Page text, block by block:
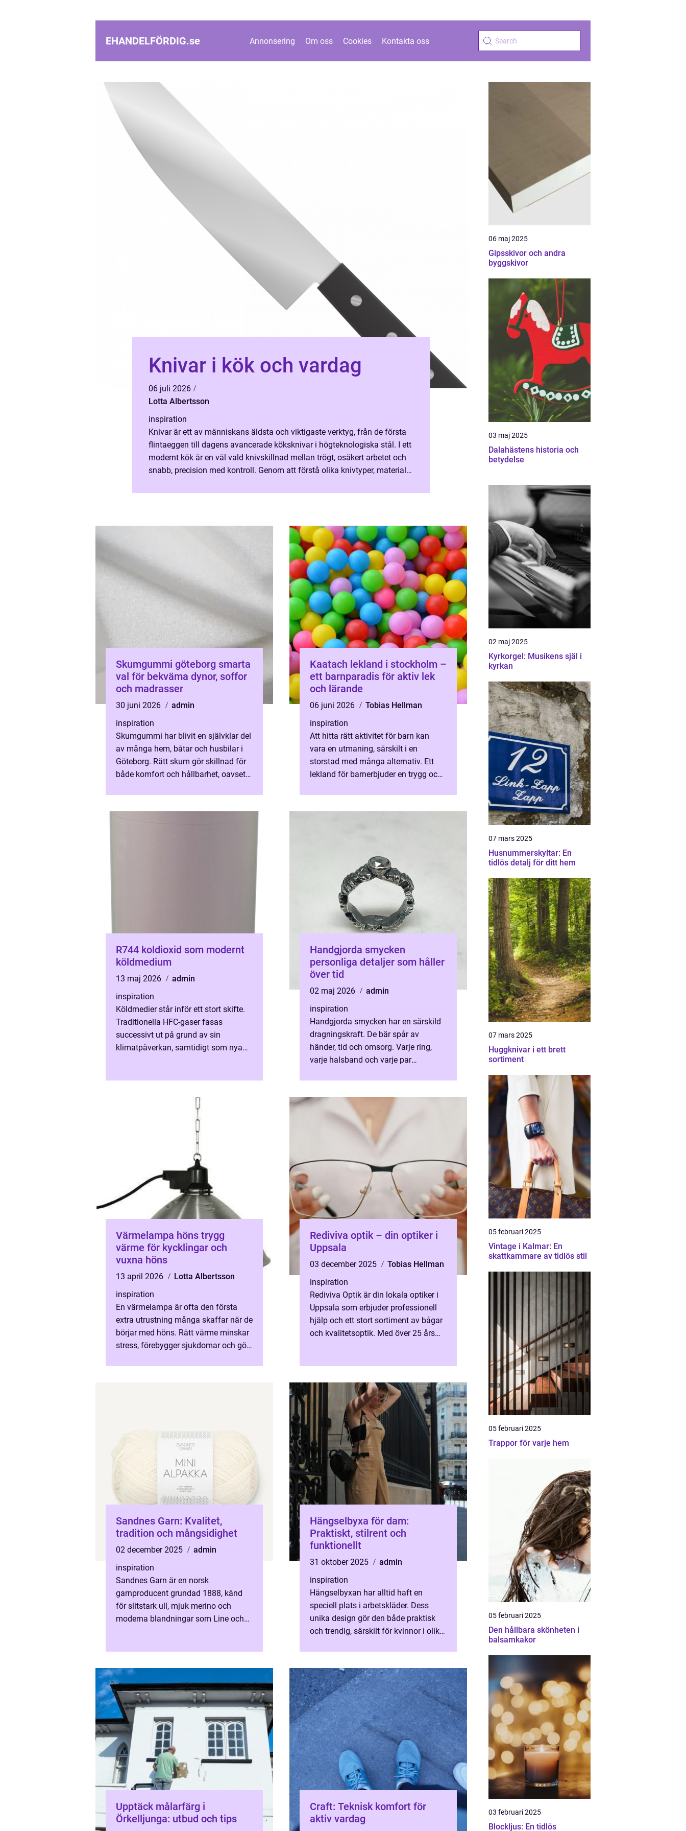
EHANDELFÖRDIG.se Annonsering Om oss Cookies Kontakta oss
Knivar i kök och vardag
06 juli 2026
Lotta Albertsson
inspiration
Knivar är ett av människans äldsta och viktigaste verktyg, från de första
flintaeggen till dagens avancerade köksknivar i högteknologiska stål. I ett
modernt kök är en väl vald knivskillnad mellan trögt, osäkert arbetet och
snabb, precision med kontroll. Genom att förstå olika knivtyper, material
Skumgummi göteborg smarta
val för bekväma dynor, soffor
och madrasser
30 juni 2026
admin
inspiration
Skumgummi har blivit en självklar del
av många hem, båtar och husbilar i
Göteborg. Rätt skum gör skillnad för
både komfort och hållbarhet, oavsett
Kaatach lekland i stockholm –
ett barnparadis för aktiv lek
och lärande
06 juni 2026
Tobias Hellman
inspiration
Att hitta rätt aktivitet för barn kan
vara en utmaning, särskilt i en
storstad med många alternativ. Ett
lekland för barnerbjuder en trygg och
R744 koldioxid som modernt
köldmedium
13 maj 2026
admin
inspiration
Köldmedier står inför ett stort skifte.
Traditionella HFC-gaser fasas
successivt ut på grund av sin
klimatpåverkan, samtidigt som nya
Handgjorda smycken
personliga detaljer som håller
över tid
02 maj 2026
admin
inspiration
Handgjorda smycken har en särskild
dragningskraft. De bär spår av
händer, tid och omsorg. Varje ring,
varje halsband och varje par
...
Värmelampa höns trygg
värme för kycklingar och
vuxna höns
13 april 2026
Lotta Albertsson
inspiration
En värmelampa är ofta den första
extra utrustning många skaffar när de
börjar med höns. Rätt värme minskar
stress, förebygger sjukdomar och gör
Rediviva optik – din optiker i
Uppsala
03 december 2025
Tobias Hellman
inspiration
Rediviva Optik är din lokala optiker i
Uppsala som erbjuder professionell
hjälp och ett stort sortiment av bågar
och kvalitetsoptik. Med över 25 års
Sandnes Garn: Kvalitet,
tradition och mångsidighet
02 december 2025
admin
inspiration
Sandnes Garn är en norsk
garnproducent grundad 1888, känd
för slitstark ull, mjuk merino och
moderna blandningar som Line och
Hängselbyxa för dam:
Praktiskt, stilrent och
funktionellt
31 oktober 2025
admin
inspiration
Hängselbyxan har alltid haft en
speciell plats i arbetskläder. Dess
unika design gör den både praktisk
och trendig, särskilt för kvinnor i olika
Upptäck målarfärg i
Örkelljunga: utbud och tips
Craft: Teknisk komfort för
aktiv vardag
06 maj 2025
Gipsskivor och andra
byggskivor
03 maj 2025
Dalahästens historia och
betydelse
02 maj 2025
Kyrkorgel: Musikens själ i
kyrkan
07 mars 2025
Husnummerskyltar: En
tidlös detalj för ditt hem
07 mars 2025
Huggknivar i ett brett
sortiment
05 februari 2025
Vintage i Kalmar: En
skattkammare av tidlös stil
05 februari 2025
Trappor för varje hem
05 februari 2025
Den hållbara skönheten i
balsamkakor
03 februari 2025
Blockljus: En tidlös